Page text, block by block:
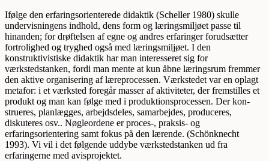
Ifølge den erfaringsorienterede didaktik (Scheller 1980) skulle
undervisningens indhold, dens form og læringsmiljøet passe til
hinanden; for drøftelsen af egne og andres erfaringer forudsætter
fortrolighed og tryghed også med læringsmiljøet. I den
konstruktivistiske didaktik har man interesseret sig for
værkstedstanken, fordi man mente at kun åbne læringsrum fremmer
den aktive organisering af læreprocessen. Værkstedet var en oplagt
metafor: i et værksted foregår masser af aktiviteter, der fremstilles et
produkt og man kan følge med i produktionsprocessen. Der kon­
strueres, planlægges, arbejdsdeles, samarbejdes, produceres,
diskuteres osv.. Nøgleordene er proces-, praksis- og
erfaringsorientering samt fokus på den lærende. (Schönknecht
1993). Vi vil i det følgende uddybe værkstedstanken ud fra
erfaringerne med avisprojektet.